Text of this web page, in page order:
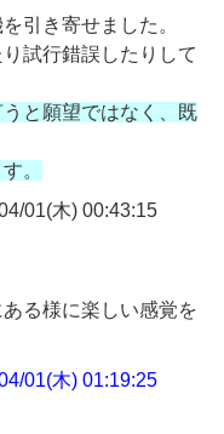
引き寄せました。
試行錯誤したりして
と願望ではなく、既
。
01(木) 00:43:15
る様に楽しい感覚を
01(木) 01:19:25